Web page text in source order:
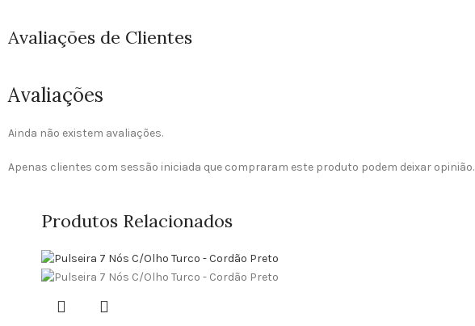
Avaliações de Clientes
Avaliações
Ainda não existem avaliações.
Apenas clientes com sessão iniciada que compraram este produto podem deixar opinião.
Produtos Relacionados